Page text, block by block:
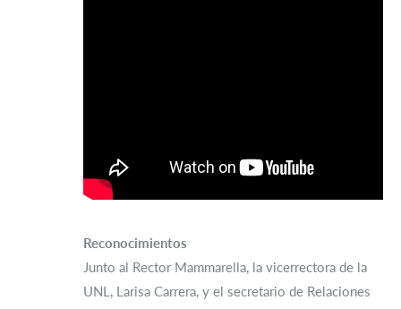
Reconocimientos
Junto al Rector Mammarella, la vicerrectora de la
UNL, Larisa Carrera, y el secretario de Relaciones